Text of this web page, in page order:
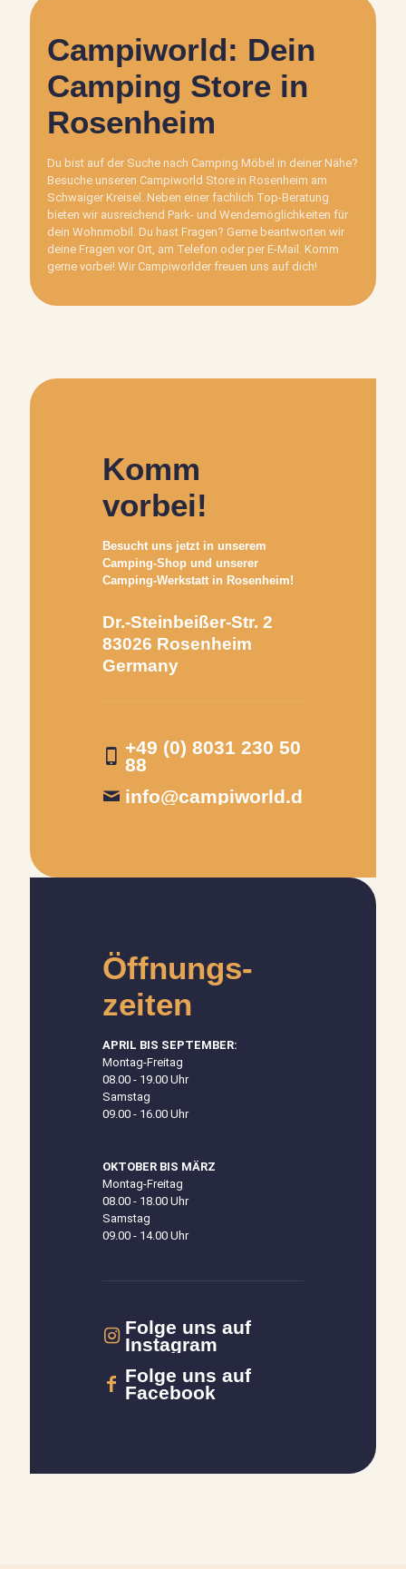
Campiworld: Dein
Camping Store in
Rosenheim
Du bist auf der Suche nach Camping Möbel in deiner Nähe?
Besuche unseren Campiworld Store in Rosenheim am
Schwaiger Kreisel. Neben einer fachlich Top-Beratung
bieten wir ausreichend Park- und Wendemöglichkeiten für
dein Wohnmobil. Du hast Fragen? Gerne beantworten wir
deine Fragen vor Ort, am Telefon oder per E-Mail. Komm
gerne vorbei! Wir Campiworlder freuen uns auf dich!
Komm
vorbei!
Besucht uns jetzt in unserem
Camping-Shop und unserer
Camping-Werkstatt in Rosenheim!
Dr.-Steinbeißer-Str. 2
83026 Rosenheim
Germany
+49 (0) 8031 230 50
88
info@campiworld.de
Öffnungs­
zeiten
APRIL BIS SEPTEMBER:
Montag-Freitag
08.00 - 19.00 Uhr
Samstag
09.00 - 16.00 Uhr
OKTOBER BIS MÄRZ
Montag-Freitag
08.00 - 18.00 Uhr
Samstag
09.00 - 14.00 Uhr
Folge uns auf
Instagram
Folge uns auf
Facebook